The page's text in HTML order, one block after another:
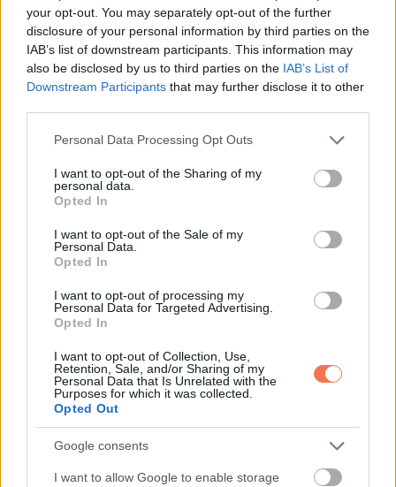
your opt-out. You may separately opt-out of the further
disclosure of your personal information by third parties on the
IAB’s list of downstream participants. This information may
also be disclosed by us to third parties on the IAB’s List of
Downstream Participants that may further disclose it to other
Please note that this website/app uses one or more Google
not limited to your visit or usage behaviour. You may click to
grant or deny consent to Google and its third-party tags to
use your data for below specified purposes in below Google
consent section.
Personal Data Processing Opt Outs
I want to opt-out of the Sharing of my
personal data.
Opted In
I want to opt-out of the Sale of my
Personal Data.
Opted In
I want to opt-out of processing my
Personal Data for Targeted Advertising.
Opted In
I want to opt-out of Collection, Use,
Retention, Sale, and/or Sharing of my
Personal Data that Is Unrelated with the
Purposes for which it was collected.
Opted Out
Google consents
I want to allow Google to enable storage
https://t.co/udSaR9O9wDOwen Wilson has
'never' met his daughter#OwenWilson
— Film-News.co.uk (@FilmNewsWeb)
Úgy tűnik, Owen mindig figyelmen kívül hagyja Lylát, amikor
nyilvánosan beszél a gyerekeiről. A két fia neveléséről
beszélt, miközben a Verdák 3. részét népszerűsítette az
Ellen DeGeneres Show-ban.
Esquire-nek adott 2021-es interjújában megemlítette
„egyedülálló apai időbeosztását” is, de lányát, Lylát ismét
nem említette. Az interjúban látták, ahogy levágja Finn